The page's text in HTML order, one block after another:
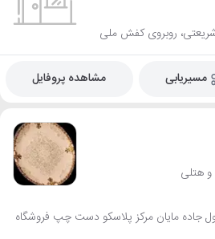
شریعتی، روبروی کفش ملی
مسیریابی مشاهده پروفایل
هتلی
اول جاده مایان مرکز پلاسکو دست چپ فروشگاه